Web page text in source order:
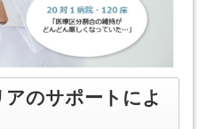
のサポートによ